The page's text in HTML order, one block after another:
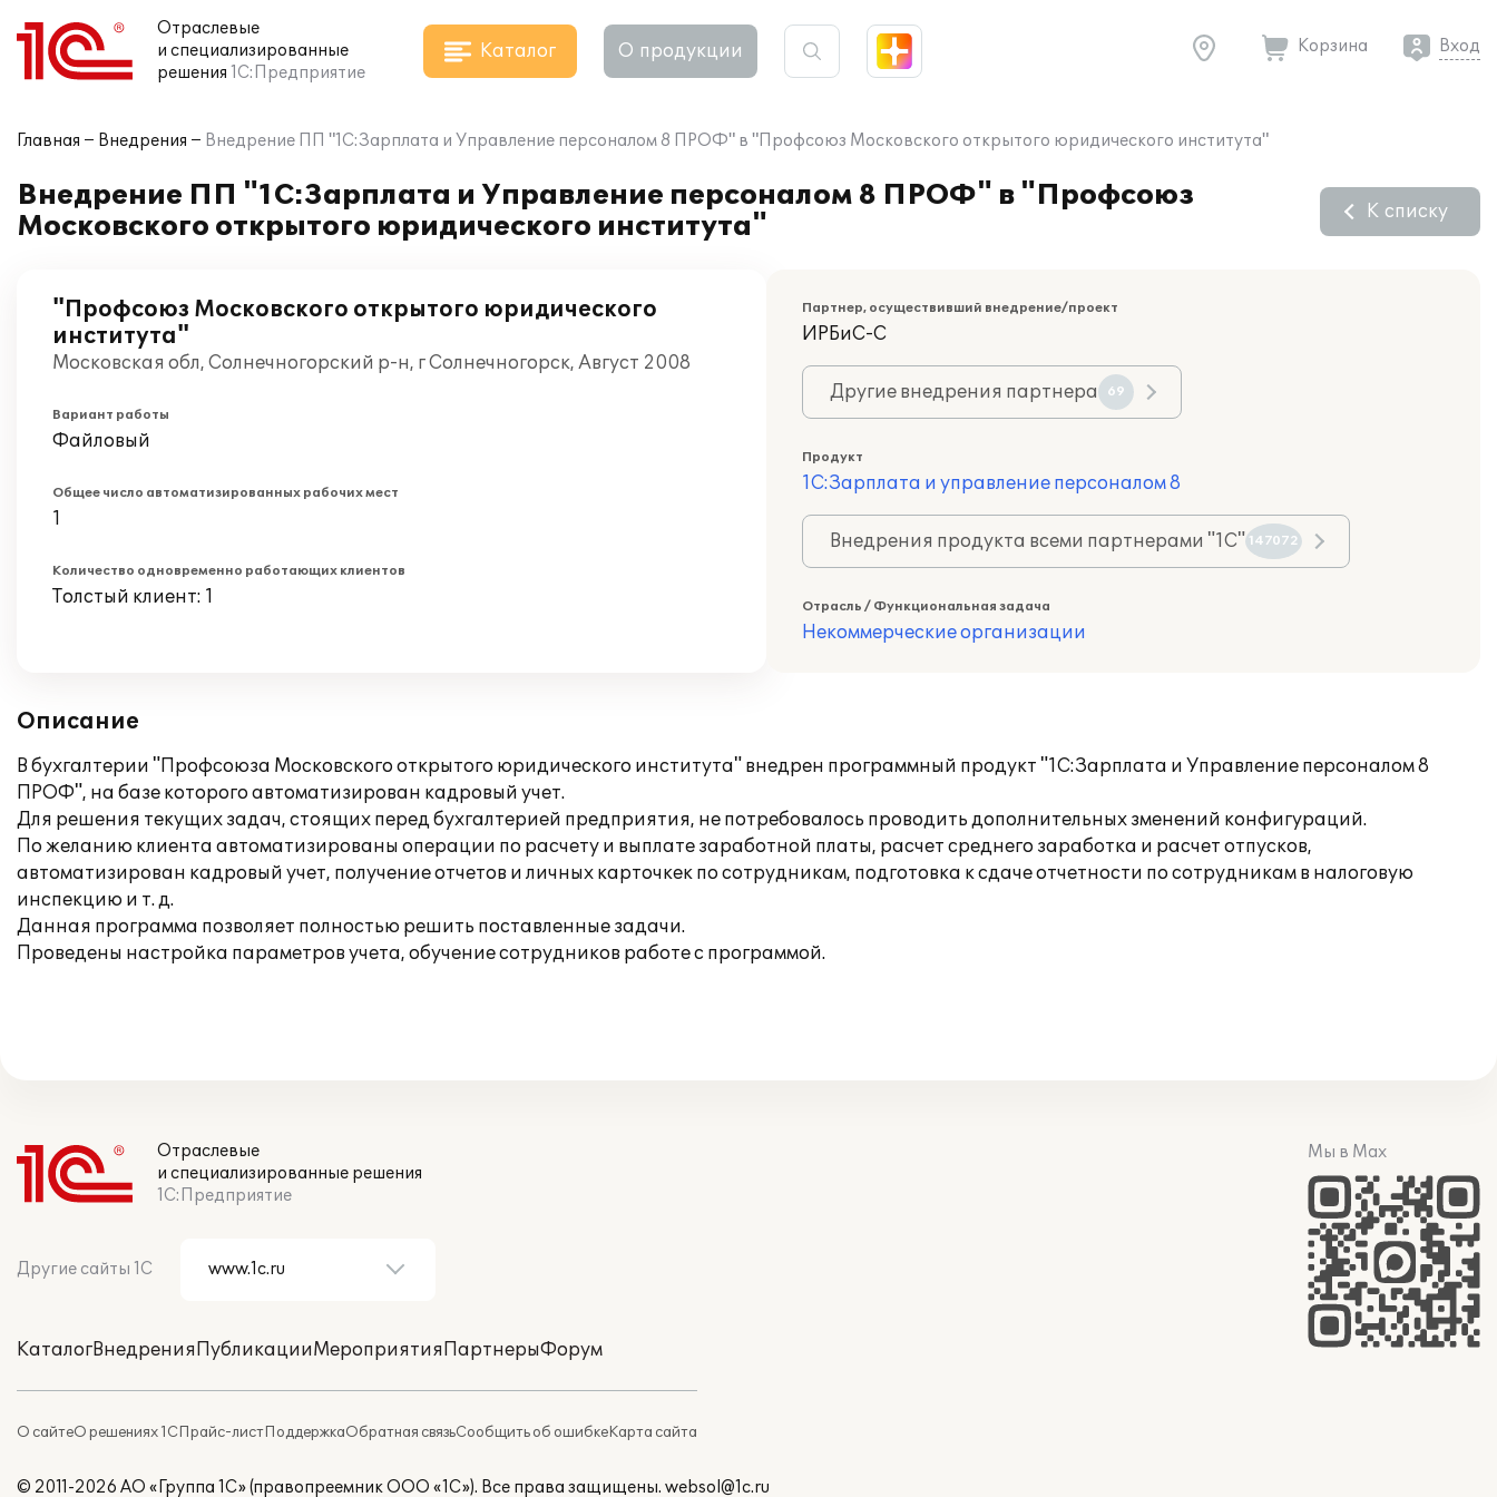
Отраслевые
и специализированные
решения 1С:Предприятие
Каталог О продукции Корзина Вход
Главная Внедрения Внедрение ПП "1С:Зарплата и Управление персоналом 8 ПРОФ" в "Профсоюз Московского открытого юридического института"
Внедрение ПП "1С:Зарплата и Управление персоналом 8 ПРОФ" в "Профсоюз
Московского открытого юридического института"
К списку
"Профсоюз Московского открытого юридического
института"
Московская обл, Солнечногорский р-н, г Солнечногорск, Август 2008
Вариант работы
Файловый
Общее число автоматизированных рабочих мест
1
Количество одновременно работающих клиентов
Толстый клиент: 1
Партнер, осуществивший внедрение/проект
ИРБиС-С
Другие внедрения партнера 69
Продукт
1С:Зарплата и управление персоналом 8
Внедрения продукта всеми партнерами "1С" 147072
Отрасль / Функциональная задача
Некоммерческие организации
Описание
В бухгалтерии "Профсоюза Московского открытого юридического института" внедрен программный продукт "1С:Зарплата и Управление персоналом 8
ПРОФ", на базе которого автоматизирован кадровый учет.
Для решения текущих задач, стоящих перед бухгалтерией предприятия, не потребовалось проводить дополнительных зменений конфигураций.
По желанию клиента автоматизированы операции по расчету и выплате заработной платы, расчет среднего заработка и расчет отпусков,
автоматизирован кадровый учет, получение отчетов и личных карточкек по сотрудникам, подготовка к сдаче отчетности по сотрудникам в налоговую
инспекцию и т. д.
Данная программа позволяет полностью решить поставленные задачи.
Проведены настройка параметров учета, обучение сотрудников работе с программой.
Отраслевые
и специализированные решения
1С:Предприятие
Другие сайты 1С
КаталогВнедренияПубликацииМероприятияПартнерыФорум
О сайтеО решениях 1СПрайс-листПоддержкаОбратная связьСообщить об ошибкеКарта сайта
Мы в Max
© 2011-2026 АО «Группа 1С» (правопреемник ООО «1С»). Все права защищены. websol@1c.ru